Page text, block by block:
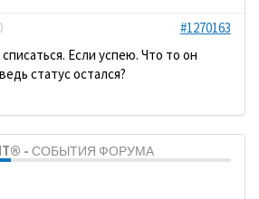
#1270163
Если успею. Что то он
статус остался?
IT® - СОБЫТИЯ ФОРУМА